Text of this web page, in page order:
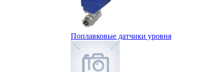
Поплавковые датчики уровня